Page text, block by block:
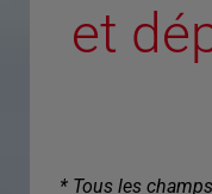
et
* Tous les